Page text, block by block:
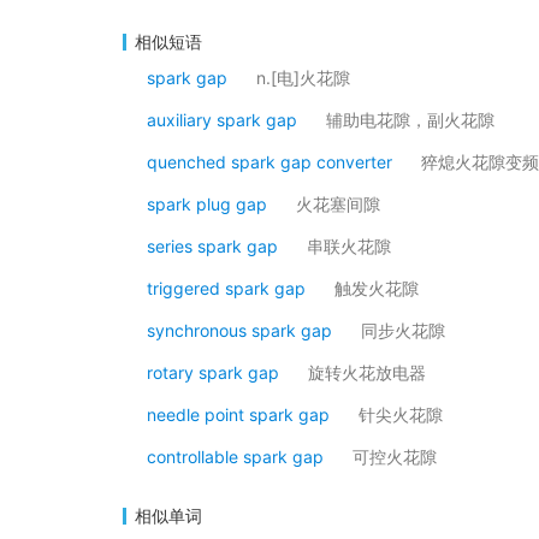
相似短语
spark gap
n.[电]火花隙
auxiliary spark gap 辅助电花隙，副火花隙
quenched spark gap converter 猝熄火花隙变
spark plug gap 火花塞间隙
series spark gap 串联火花隙
triggered spark gap 触发火花隙
synchronous spark gap 同步火花隙
rotary spark gap 旋转火花放电器
needle point spark gap 针尖火花隙
controllable spark gap 可控火花隙
相似单词